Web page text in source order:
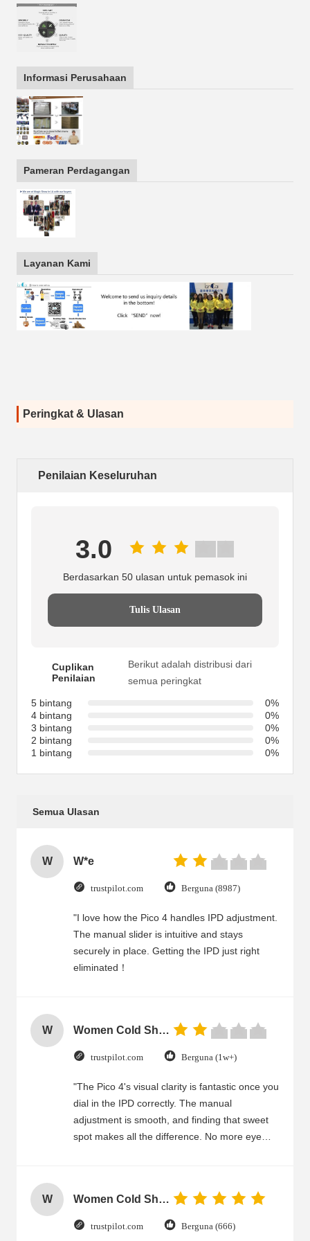
Informasi Perusahaan
Pameran Perdagangan
Layanan Kami
Peringkat & Ulasan
Penilaian Keseluruhan
3.0
Berdasarkan 50 ulasan untuk pemasok ini
Tulis Ulasan
Cuplikan
Penilaian
Berikut adalah distribusi dari
semua peringkat
5 bintang
0%
4 bintang
0%
3 bintang
0%
2 bintang
0%
1 bintang
0%
Semua Ulasan
W W*e
trustpilot.com Berguna (8987)
"I love how the Pico 4 handles IPD adjustment.
The manual slider is intuitive and stays
securely in place. Getting the IPD just right
eliminated！
W Women Cold Shoulder V Neck Rayon Blouse
trustpilot.com Berguna (1w+)
"The Pico 4's visual clarity is fantastic once you
dial in the IPD correctly. The manual
adjustment is smooth, and finding that sweet
spot makes all the difference. No more eye
IPD correctly. The manual adjustment is
smooth, and finding that sweet spot makes all
W Women Cold Shoulder V Neck Rayon Blouse
trustpilot.com Berguna (666)